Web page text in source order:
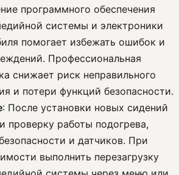
программного обеспечения
системы и электроники
помогает избежать ошибок и
Профессиональная
снижает риск неправильного
и потери функций безопасности.
: После установки новых сидений
проверку работы подогрева,
и датчиков. При
выполнить перезагрузку